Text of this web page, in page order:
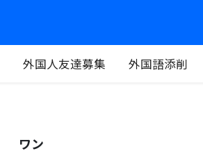
外国人友達募集 外国語添削
ワン